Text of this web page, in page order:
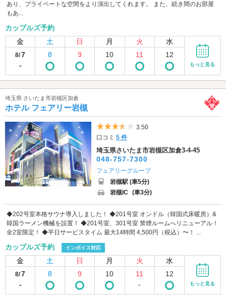
あり、プライベートな空間をより演出してくれます。 また、続き間のお部屋
もあ...
カップルズ予約
金
土 日 月 火 水
8/7
-
8 9 10 11 12
もっと見る
埼玉県 さいたま市岩槻区加倉
ホテル フェアリー岩槻
5つ星のうち3.5
3.50
口コミ5 件
埼玉県さいたま市岩槻区加倉3-4-45
048-757-7300
フェアリーグループ
岩槻駅 (車5分)
岩槻IC (車3分)
◆202号室本格サウナ導入しました！ ◆201号室 オンドル（韓国式床暖房）&
韓国ラーメン機械を設置！ ◆201号室、301号室 禁煙ルームへリニューアル！
全2室限定！ ◆平日サービスタイム 最大14時間 4,500円（税込）〜！ ...
カップルズ予約 インボイス対応
金 土 日 月 火 水
8/7
-
8 9 10
11
-
12
もっと見る